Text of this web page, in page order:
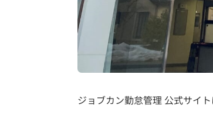
ジョブカン勤怠管理 公式サイ